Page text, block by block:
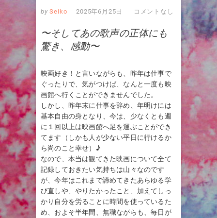
by Seiko 2025年6月25日 コメントなし
〜そしてあの歌声の正体にも
驚き、感動〜
映画好き！と言いながらも、昨年は仕事で
ぐったりで、気がつけば、なんと一度も映
画館へ行くことができませんでした。
しかし、昨年末に仕事を辞め、年明けには
基本自由の身となり、今は、少なくとも週
に１回以上は映画館へ足を運ぶことができ
てます（しかも人が少ない平日に行けるか
ら尚のこと幸せ）♪
なので、本当は観てきた映画について全て
記録しておきたい気持ちは山々なのです
が、今年はこれまで諦めてきたあらゆる学
び直しや、やりたかったこと、加えてしっ
かり自分を労ることに時間を使っているた
め、およそ半年間、無職ながらも、毎日が